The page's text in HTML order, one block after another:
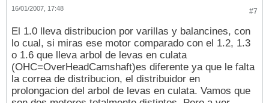
#7
16/01/2007, 17:48
El 1.0 lleva distribucion por varillas y balancines, con
lo cual, si miras ese motor comparado con el 1.2, 1.3
o 1.6 que lleva arbol de levas en culata
(OHC=OverHeadCamshaft)es diferente ya que le falta
la correa de distribucion, el distribuidor en
prolongacion del arbol de levas en culata. Vamos que